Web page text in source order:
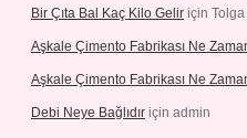
Bir Çıta Bal Kaç Kilo Gelir için Tolga
Aşkale Çimento Fabrikası Ne
Aşkale Çimento Fabrikası Ne
Debi Neye Bağlıdır için admin